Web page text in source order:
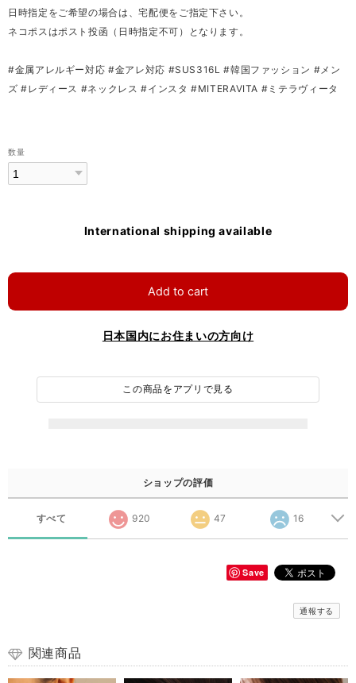
日時指定をご希望の場合は、宅配便をご指定下さい。
ネコポスはポスト投函（日時指定不可）となります。
#金属アレルギー対応 #金アレ対応 #SUS316L #韓国ファッション #メン
ズ #レディース #ネックレス #インスタ #MITERAVITA #ミテラヴィータ
数量
International shipping available
Add to cart
日本国内にお住まいの方向け
この商品をアプリで見る
ショップの評価
すべて 920 47 16
Save
通報する
関連商品